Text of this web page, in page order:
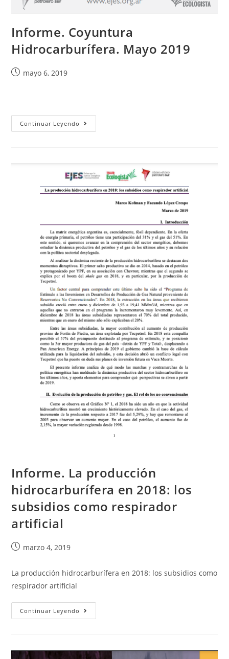
Informe. Coyuntura
Hidrocarburífera. Mayo 2019
mayo 6, 2019
Continuar Leyendo
Informe. La producción
hidrocarburífera en 2018: los
subsidios como respirador
artificial
marzo 4, 2019
La producción hidrocarburífera en 2018: los subsidios como
respirador artificial
Continuar Leyendo